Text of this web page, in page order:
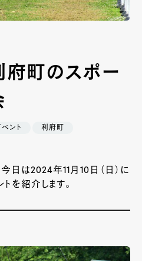
府町のスポー
ベント 利府町
日は2024年11月10日（日）に
を紹介します。